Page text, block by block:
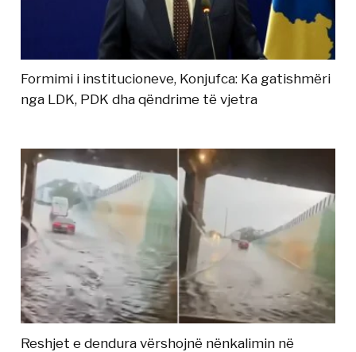
Formimi i institucioneve, Konjufca: Ka gatishmëri
nga LDK, PDK dha qëndrime të vjetra
Reshjet e dendura vërshojnë nënkalimin në